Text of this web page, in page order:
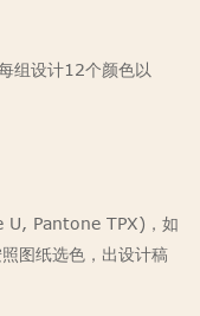
组设计12个颜色以
U, Pantone TPX)，如
图纸选色，出设计稿